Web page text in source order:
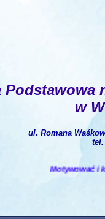
Podstawowa
w
ul. Romana
tel.
Motywować i